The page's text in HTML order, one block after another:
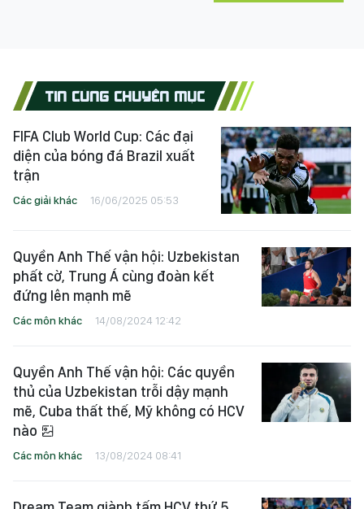
TIN CÙNG CHUYÊN MỤC
FIFA Club World Cup: Các đại
diện của bóng đá Brazil xuất
trận
Các giải khác 16/06/2025 05:53
Quyền Anh Thế vận hội: Uzbekistan
phất cờ, Trung Á cùng đoàn kết
đứng lên mạnh mẽ
Các môn khác 14/08/2024 12:42
Quyền Anh Thế vận hội: Các quyền
thủ của Uzbekistan trỗi dậy mạnh
mẽ, Cuba thất thế, Mỹ không có HCV
nào
Các môn khác 13/08/2024 08:41